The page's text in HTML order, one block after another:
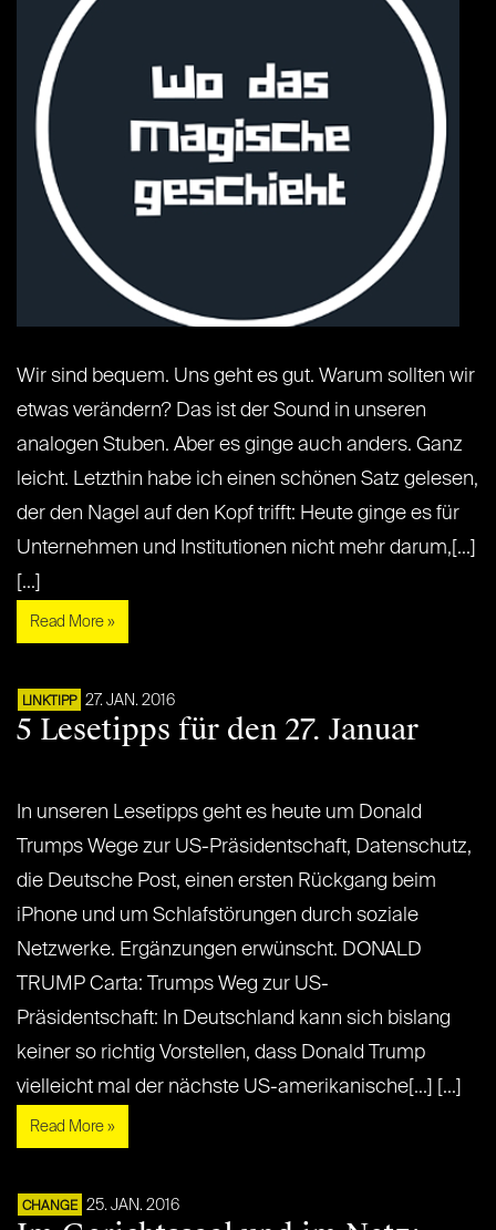
Wir sind bequem. Uns geht es gut. Warum sollten wir
etwas verändern? Das ist der Sound in unseren
analogen Stuben. Aber es ginge auch anders. Ganz
leicht. Letzthin habe ich einen schönen Satz gelesen,
der den Nagel auf den Kopf trifft: Heute ginge es für
Unternehmen und Institutionen nicht mehr darum,[...]
[...]
Read More »
LINKTIPP 27. JAN. 2016
5 Lesetipps für den 27. Januar
In unseren Lesetipps geht es heute um Donald
Trumps Wege zur US-Präsidentschaft, Datenschutz,
die Deutsche Post, einen ersten Rückgang beim
iPhone und um Schlafstörungen durch soziale
Netzwerke. Ergänzungen erwünscht. DONALD
TRUMP Carta: Trumps Weg zur US-
Präsidentschaft: In Deutschland kann sich bislang
keiner so richtig Vorstellen, dass Donald Trump
vielleicht mal der nächste US-amerikanische[...] [...]
Read More »
CHANGE 25. JAN. 2016